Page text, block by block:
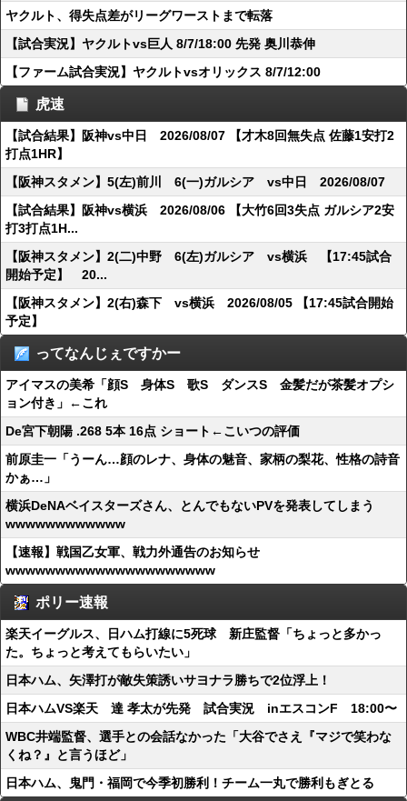
ヤクルト、得失点差がリーグワーストまで転落
【試合実況】ヤクルトvs巨人 8/7/18:00 先発 奥川恭伸
【ファーム試合実況】ヤクルトvsオリックス 8/7/12:00
虎速
【試合結果】阪神vs中日 2026/08/07 【才木8回無失点 佐藤1安打2
打点1HR】
【阪神スタメン】5(左)前川 6(一)ガルシア vs中日 2026/08/07
【試合結果】阪神vs横浜 2026/08/06 【大竹6回3失点 ガルシア2安
打3打点1H...
【阪神スタメン】2(二)中野 6(左)ガルシア vs横浜 【17:45試合
開始予定】 20...
【阪神スタメン】2(右)森下 vs横浜 2026/08/05 【17:45試合開始
予定】
ってなんじぇですかー
アイマスの美希「顔S 身体S 歌S ダンスS 金髪だが茶髪オプシ
ョン付き」←これ
De宮下朝陽 .268 5本 16点 ショート←こいつの評価
前原圭一「うーん…顔のレナ、身体の魅音、家柄の梨花、性格の詩音
かぁ…」
横浜DeNAベイスターズさん、とんでもないPVを発表してしまう
wwwwwwwwwwww
【速報】戦国乙女軍、戦力外通告のお知らせ
wwwwwwwwwwwwwwwwwwwww
ポリー速報
楽天イーグルス、日ハム打線に5死球 新庄監督「ちょっと多かっ
た。ちょっと考えてもらいたい」
日本ハム、矢澤打が敵失策誘いサヨナラ勝ちで2位浮上！
日本ハムVS楽天 達 孝太が先発 試合実況 inエスコンF 18:00〜
WBC井端監督、選手との会話なかった「大谷でさえ『マジで笑わな
くね？』と言うほど」
日本ハム、鬼門・福岡で今季初勝利！チーム一丸で勝利もぎとる